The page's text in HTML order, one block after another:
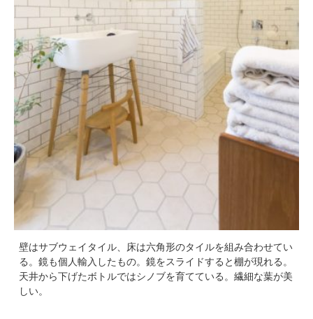
壁はサブウェイタイル、床は六角形のタイルを組み合わせてい
る。鏡も個人輸入したもの。鏡をスライドすると棚が現れる。
天井から下げたボトルではシノブを育てている。繊細な葉が美
しい。